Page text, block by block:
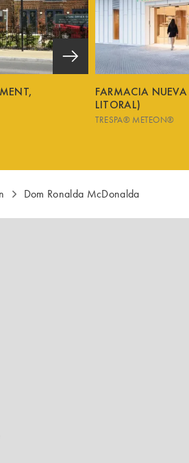
FARMACIA
LITORAL)
TRESPA® METEON®
Dom Ronalda McDonalda